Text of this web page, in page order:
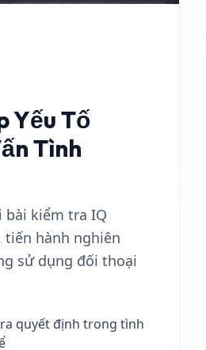
Yếu Tố
Tình
bài kiểm tra IQ
hành nghiên
sử dụng đối thoại
quyết định trong tình